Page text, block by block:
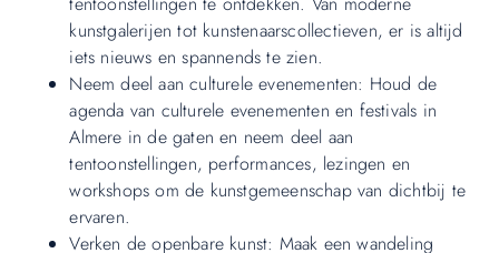
kunstgalerijen tot kunstenaarscollectieven, er is altijd
iets nieuws en spannends te zien.
Neem deel aan culturele evenementen: Houd de
agenda van culturele evenementen en festivals in
Almere in de gaten en neem deel aan
tentoonstellingen, performances, lezingen en
workshops om de kunstgemeenschap van dichtbij te
ervaren.
Verken de openbare kunst: Maak een wandeling